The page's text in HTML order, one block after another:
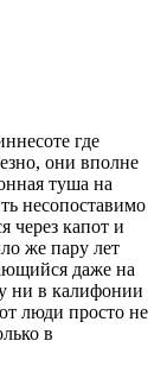
где
они вполне
туша на
несопоставимо
через капот и
же пару лет
даже на
ни в калифонии
люди просто не
в